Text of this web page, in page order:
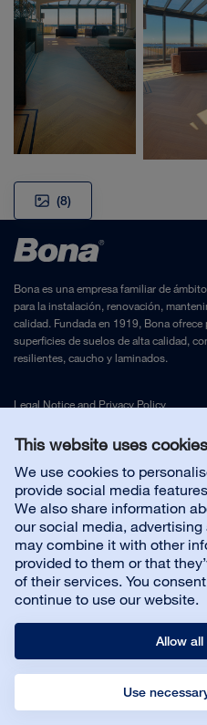
This website uses cookies
We use cookies to
provide social media
We also share information
our social media,
may combine it with other
provided to them or that
of their services. You
continue to use our website.
Allow
Use
(8)
Bona es una empresa familiar de
para la instalación, renovación,
calidad. Fundada en 1919, Bona
superficies de suelos de alta calidad,
resilientes, caucho y laminados.
Legal Noticeand Privacy Policy
Contacta con nosotros
Servicio al cliente
Sobre nosotros